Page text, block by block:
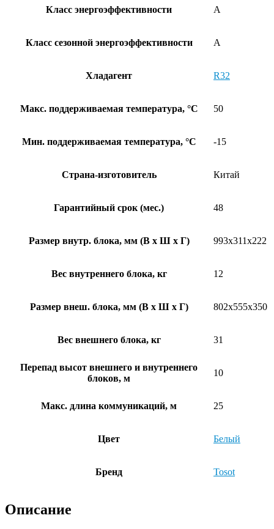
Класс энергоэффективности A
Класс сезонной энергоэффективности A
Хладагент R32
Макс. поддерживаемая температура, °C 50
Мин. поддерживаемая температура, °C -15
Страна-изготовитель Китай
Гарантийный срок (мес.) 48
Размер внутр. блока, мм (В x Ш x Г) 993x311x222
Вес внутреннего блока, кг 12
Размер внеш. блока, мм (В x Ш x Г) 802x555x350
Вес внешнего блока, кг 31
Перепад высот внешнего и внутреннего
блоков, м
10
Макс. длина коммуникаций, м 25
Цвет Белый
Бренд Tosot
Описание